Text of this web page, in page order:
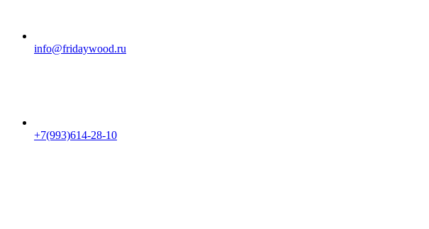
info@fridaywood.ru
+7(993)614-28-10